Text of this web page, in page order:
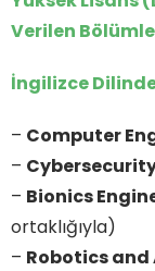
Verilen
İngilizce
– Computer
–
– Bionics
ortaklığıyla)
– Robotics